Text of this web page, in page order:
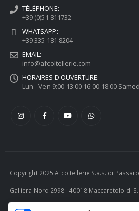
TÉLÉPHONE:
+39 (0)51 811732
WHATSAPP:
+39 335 181 8204
EMAIL:
info@afcoltellerie.com
HORAIRES D'OUVERTURE:
Lun - Ven 9:00-13:00 16:00-18:00
Copyright 2025 AFcoltellerie S.a.s. di
Galliera Nord 2998 - 40018 Maccaretolo di
ITALY P.I. 04230081202 | tel. +39 051 811732